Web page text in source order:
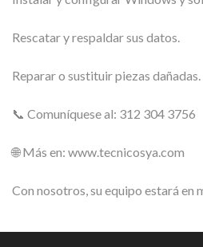
Rescatar y respaldar sus datos.
Reparar o sustituir piezas dañadas.
📞 Comuníquese al: 312 304 3756
🌐 Más en: www.tecnicosya.com
Con nosotros, su equipo estará en